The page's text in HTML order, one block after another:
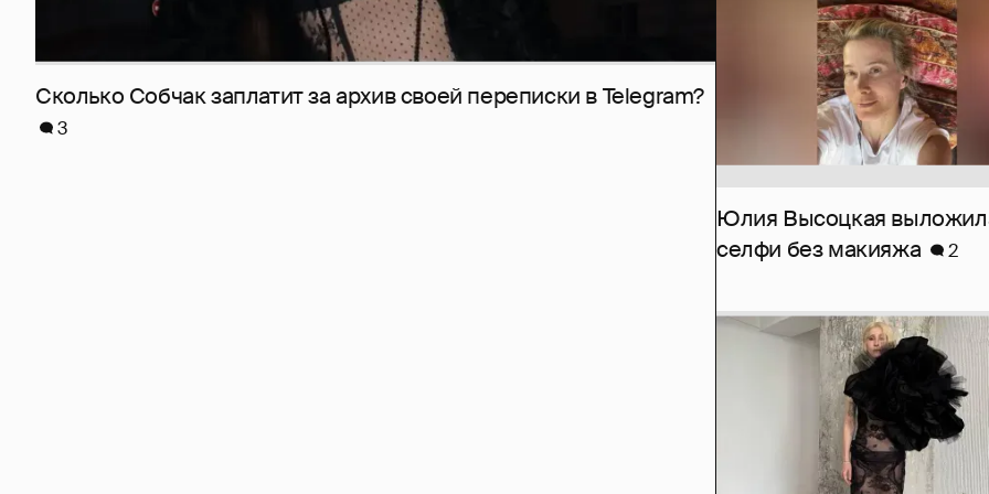
Сколько Собчак заплатит за архив своей перeписки в Telegram?
3
Юлия Высоцкая
селфи без макияжа
2